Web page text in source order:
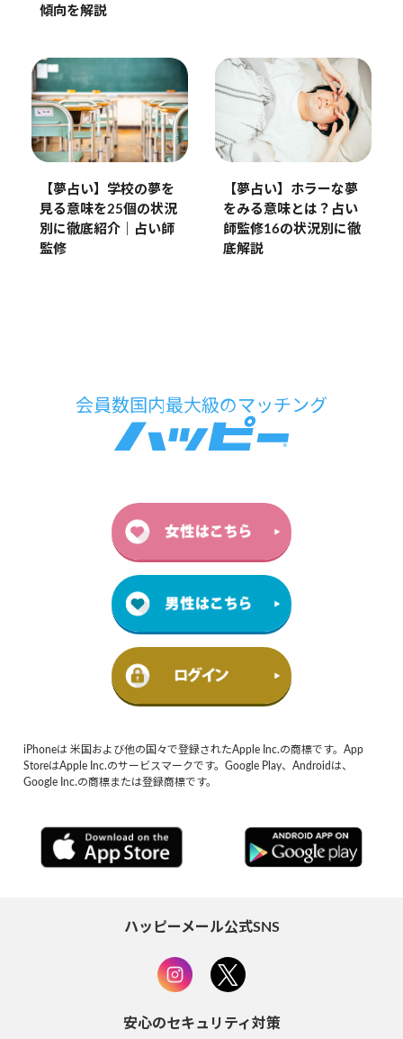
傾向を解説
【夢占い】学校の夢を
見る意味を25個の状況
別に徹底紹介｜占い師
監修
【夢占い】ホラーな夢
をみる意味とは？占い
師監修16の状況別に徹
底解説
iPhoneは 米国および他の国々で登録されたApple Inc.の商標です。App
StoreはApple Inc.のサービスマークです。Google Play、Androidは、
Google Inc.の商標または登録商標です。
ハッピーメール公式SNS
安心のセキュリティ対策